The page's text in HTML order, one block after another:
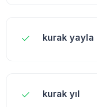
kurak yayla
kurak yıl